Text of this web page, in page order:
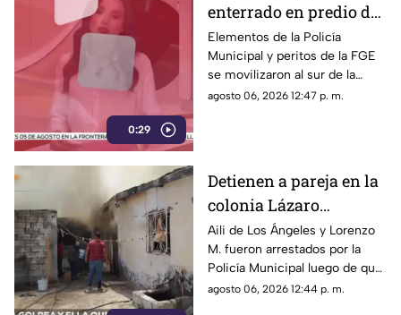
0:29
enterrado en predio de
la colonia División del
Norte en Chihuahua
Elementos de la Policía
Municipal y peritos de la FGE
se movilizaron al sur de la
capital tras el descubrimiento
agosto 06, 2026 12:47 p. m.
Detienen a pareja en la
colonia Lázaro
Cárdenas tras riña,
agresión física y un
incendio
Aili de Los Ángeles y Lorenzo
M. fueron arrestados por la
Policía Municipal luego de que
el hombre agrediera a la mujer
agosto 06, 2026 12:44 p. m.